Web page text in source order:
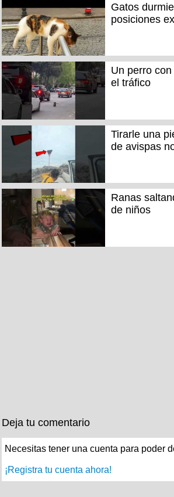
Gatos
posiciones
Un perro
el tráfico
Tirarle una
de avispas
Ranas
de niños
Deja tu comentario
Necesitas tener una cuenta para poder
¡Registra tu cuenta ahora!